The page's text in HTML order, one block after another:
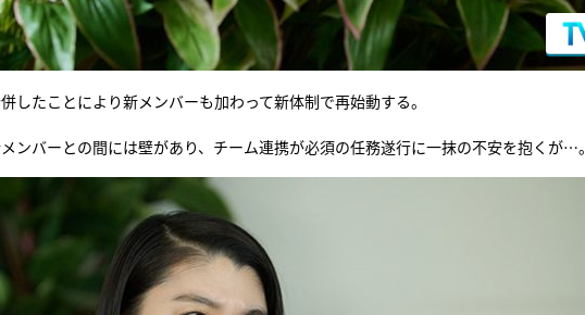
したことにより新メンバーも加わって新体制で再始動する。
ンバーとの間には壁があり、チーム連携が必須の任務遂行に一抹の不安を抱くが…。